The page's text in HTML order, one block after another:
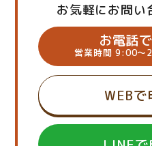
お気軽にお問い
お電話
営業時間 9:00～
WEBで